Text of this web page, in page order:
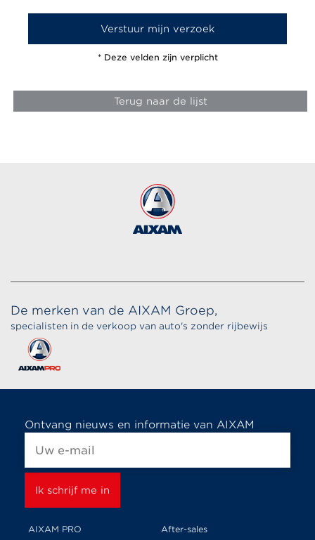
* Deze velden zijn verplicht
Terug naar de lijst
De merken van de AIXAM Groep,
specialisten in de verkoop van auto's zonder rijbewijs
Ontvang nieuws en informatie van AIXAM
AIXAM PRO
After-sales